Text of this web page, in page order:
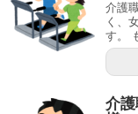
介護
く、
す。
介